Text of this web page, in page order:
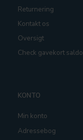
Returnering
Kontakt os
Oversigt
Check gavekort saldo
KONTO
Min konto
Adressebog